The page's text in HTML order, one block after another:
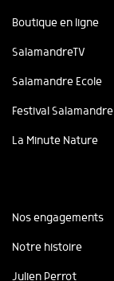
Boutique en ligne
SalamandreTV
Salamandre Ecole
Festival Salamandre
La Minute Nature
Nos engagements
Notre histoire
Julien Perrot